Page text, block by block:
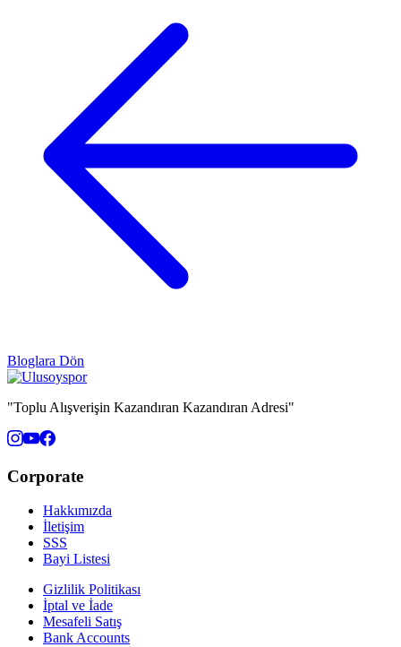
Bloglara Dön
"Toplu Alışverişin Kazandıran Kazandıran Adresi"
Corporate
Hakkımızda
İletişim
SSS
Bayi Listesi
Gizlilik Politikası
İptal ve İade
Mesafeli Satış
Bank Accounts